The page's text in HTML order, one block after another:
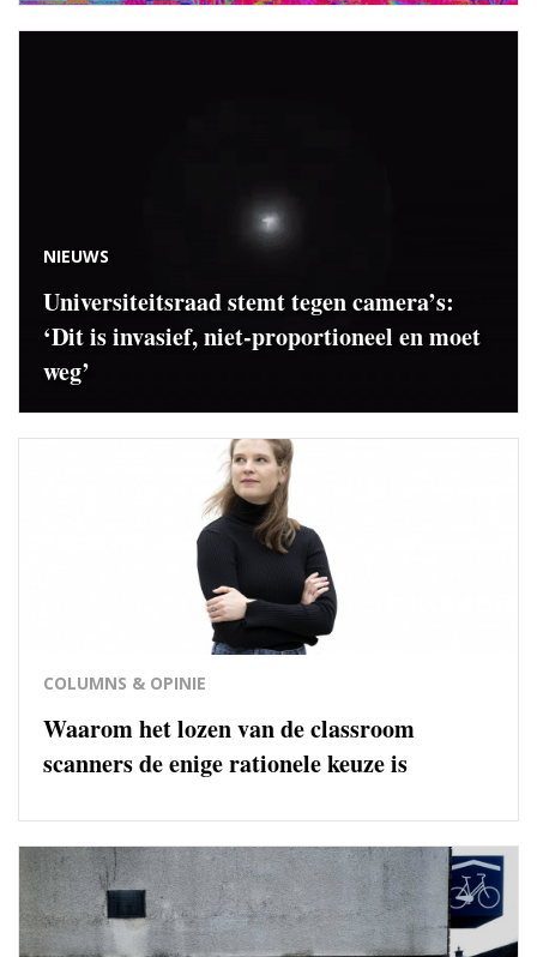
NIEUWS
Universiteitsraad stemt tegen camera’s:
‘Dit is invasief, niet-proportioneel en moet
weg’
COLUMNS & OPINIE
Waarom het lozen van de classroom
scanners de enige rationele keuze is